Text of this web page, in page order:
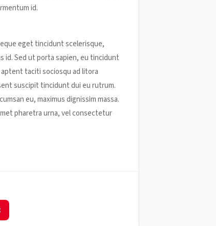
id.
eget tincidunt scelerisque,
id. Sed ut porta sapien, eu tincidunt
aptent taciti sociosqu ad litora
suscipit tincidunt dui eu rutrum.
eu, maximus dignissim massa.
pharetra urna, vel consectetur